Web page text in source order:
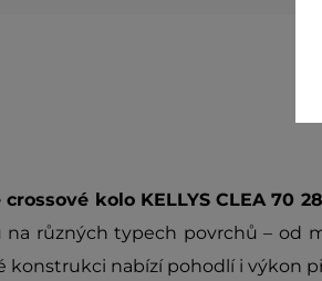
kolo KELLYS CLEA 70
na různých typech povrchů – od
konstrukci nabízí pohodlí i výkon